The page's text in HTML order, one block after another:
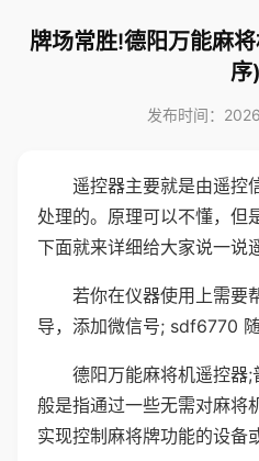
牌场常胜!德阳万能麻
序)
发布时间：
遥控器主要就是由遥控
处理的。原理可以不懂，但
下面就来详细给大家说一说
若你在仪器使用上需要
导，添加微信号; sdf6770 随
德阳万能麻将机遥控器
般是指通过一些无需对麻将
实现控制麻将牌功能的设备